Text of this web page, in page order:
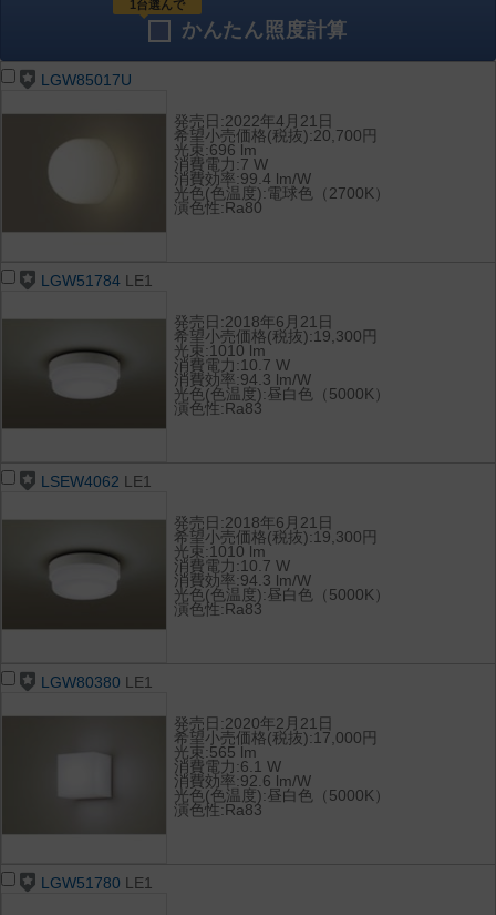
1台選んで
かんたん 照度計算
LGW85017U
発売日:2022年4月21日
希望小売価格(税抜):20,700円
光束:696 lm
消費電力:7 W
消費効率:99.4 lm/W
光色(色温度):電球色（2700K）
演色性:Ra80
LGW51784 LE1
発売日:2018年6月21日
希望小売価格(税抜):19,300円
光束:1010 lm
消費電力:10.7 W
消費効率:94.3 lm/W
光色(色温度):昼白色（5000K）
演色性:Ra83
LSEW4062 LE1
発売日:2018年6月21日
希望小売価格(税抜):19,300円
光束:1010 lm
消費電力:10.7 W
消費効率:94.3 lm/W
光色(色温度):昼白色（5000K）
演色性:Ra83
LGW80380 LE1
発売日:2020年2月21日
希望小売価格(税抜):17,000円
光束:565 lm
消費電力:6.1 W
消費効率:92.6 lm/W
光色(色温度):昼白色（5000K）
演色性:Ra83
LGW51780 LE1